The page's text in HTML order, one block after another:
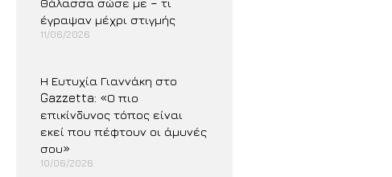
Θάλασσα σώσε με – τι
έγραψαν μέχρι στιγμής
11/06/2026
Η Ευτυχία Γιαννάκη στο
Gazzetta: «Ο πιο
επικίνδυνος τόπος είναι
εκεί που πέφτουν οι άμυνές
σου»
10/06/2026